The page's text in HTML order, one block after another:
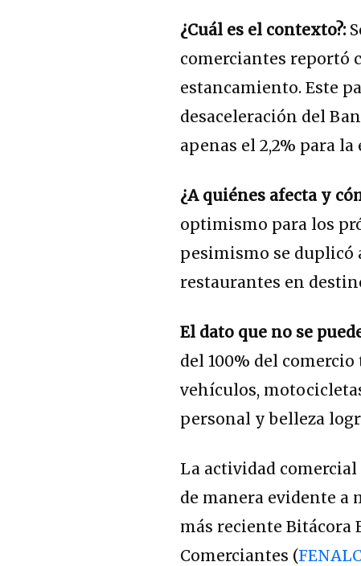
¿Cuál es el contexto?:
comerciantes reportó
estancamiento. Este
desaceleración del
apenas el 2,2% para
¿A quiénes afecta y
optimismo para los
pesimismo se duplicó
restaurantes en
El dato que no se
del 100% del
vehículos,
personal y belleza
La actividad
de manera evidente a
más reciente Bitácora
Comerciantes (